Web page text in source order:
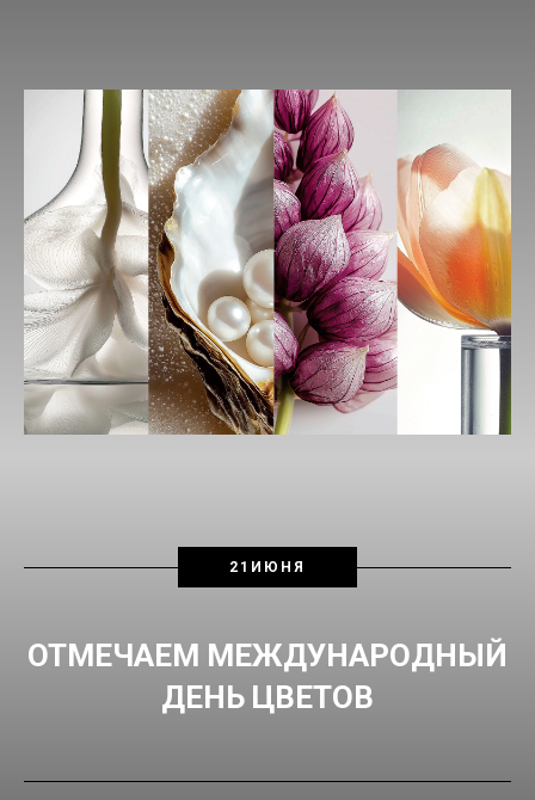
21ИЮНЯ
ОТМЕЧАЕМ МЕЖДУНАРОДНЫЙ
ДЕНЬ ЦВЕТОВ